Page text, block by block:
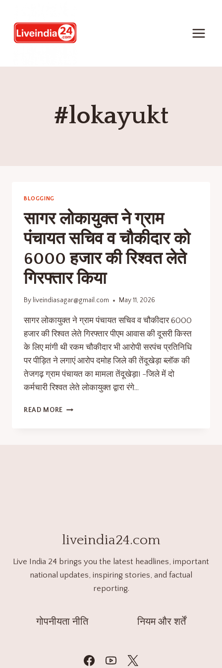
#lokayukt
BLOGGING
सागर लोकायुक्त ने ग्राम
पंचायत सचिव व चौकीदार को
6000 हजार की रिश्वत लेते
गिरफ्तार किया
By liveindiasagar@gmail.com May 11, 2026
सागर लोकायुक्त ने ग्राम पंचायत सचिव व चौकीदार 6000
हजार की रिश्वत लेते गिरफ्तार पीएम आवास की दूसरी किस्त
के लिए मांगी थी रकम चौकीदार भी आरोपी सरपंच प्रतिनिधि
पर पीड़ित ने लगाएं आरोप दमोह जिले की तेंदूखेड़ा ब्लॉक की
तेजगढ़ ग्राम पंचायत का मामला तेंदूखेड़ा! -जिले में दो
कर्मचारी रिश्वत लेते लोकायुक्त द्वारा रंगे…
READ MORE
liveindia24.com
Live India 24 brings you the latest headlines, important
national updates, inspiring stories, and factual
reporting.
गोपनीयता नीति नियम और शर्तें